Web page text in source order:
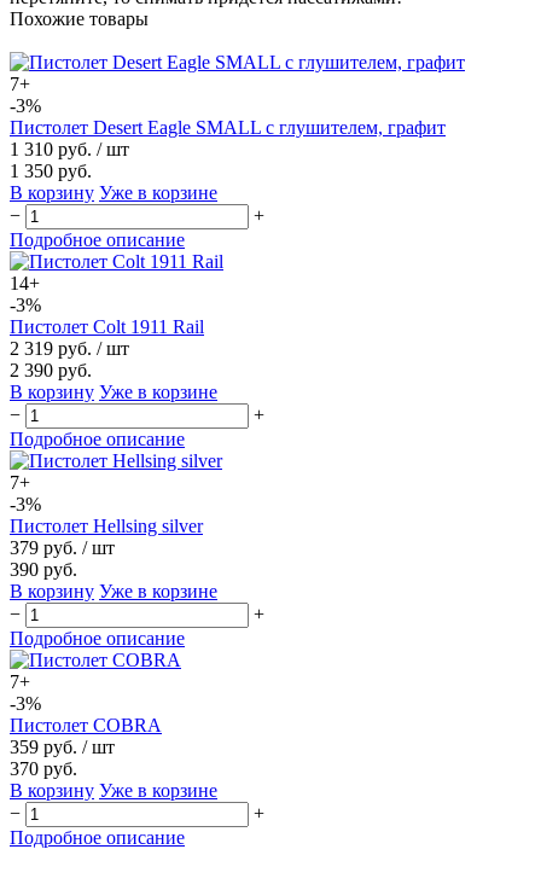
Похожие товары
7+
-3%
Пистолет Desert Eagle SMALL с глушителем, графит
1 310 руб. / шт
1 350 руб.
В корзину Уже в корзине
−
+
Подробное описание
14+
-3%
Пистолет Colt 1911 Rail
2 319 руб. / шт
2 390 руб.
В корзину Уже в корзине
−
+
Подробное описание
7+
-3%
Пистолет Hellsing silver
379 руб. / шт
390 руб.
В корзину Уже в корзине
−
+
Подробное описание
7+
-3%
Пистолет COBRA
359 руб. / шт
370 руб.
В корзину Уже в корзине
−
+
Подробное описание